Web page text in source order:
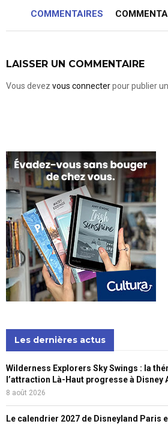
COMMENTAIRES
LAISSER UN COMMENTAIRE
Vous devez vous connecterpour publier
Les dernières actus
Wilderness Explorers Sky Swings : la
l’attraction Là-Haut progresse à Disney
8 août 2026
Le calendrier 2027 de Disneyland Paris